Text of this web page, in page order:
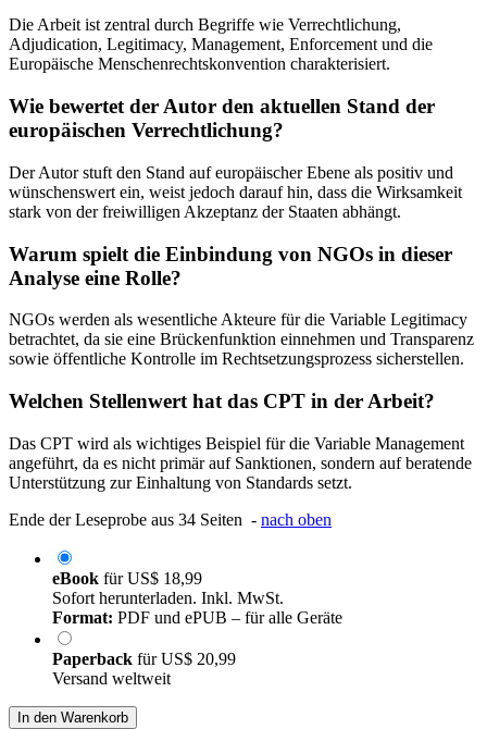
Die Arbeit ist zentral durch Begriffe wie Verrechtlichung,
Adjudication, Legitimacy, Management, Enforcement und die
Europäische Menschenrechtskonvention charakterisiert.
Wie bewertet der Autor den aktuellen Stand der
europäischen Verrechtlichung?
Der Autor stuft den Stand auf europäischer Ebene als positiv und
wünschenswert ein, weist jedoch darauf hin, dass die Wirksamkeit
stark von der freiwilligen Akzeptanz der Staaten abhängt.
Warum spielt die Einbindung von NGOs in dieser
Analyse eine Rolle?
NGOs werden als wesentliche Akteure für die Variable Legitimacy
betrachtet, da sie eine Brückenfunktion einnehmen und Transparenz
sowie öffentliche Kontrolle im Rechtsetzungsprozess sicherstellen.
Welchen Stellenwert hat das CPT in der Arbeit?
Das CPT wird als wichtiges Beispiel für die Variable Management
angeführt, da es nicht primär auf Sanktionen, sondern auf beratende
Unterstützung zur Einhaltung von Standards setzt.
Ende der Leseprobe aus 34 Seiten - nach oben
eBook fürUS$ 18,99
Sofort herunterladen. Inkl. MwSt.
Format: PDF und ePUB – für alle Geräte
Paperback fürUS$ 20,99
Versand weltweit
In den Warenkorb